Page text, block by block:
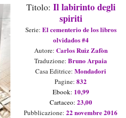
Titolo: Illabirinto degli
spiriti
Serie: El cementerio de los libros
olvidados #4
Autore: Carlos Ruiz Zafòn
Traduzione:Bruno Arpaia
Casa Editrice:Mondadori
Pagine:832
Ebook: 10,99
Cartaceo: 23,00
Pubblicazione:22 novembre2016